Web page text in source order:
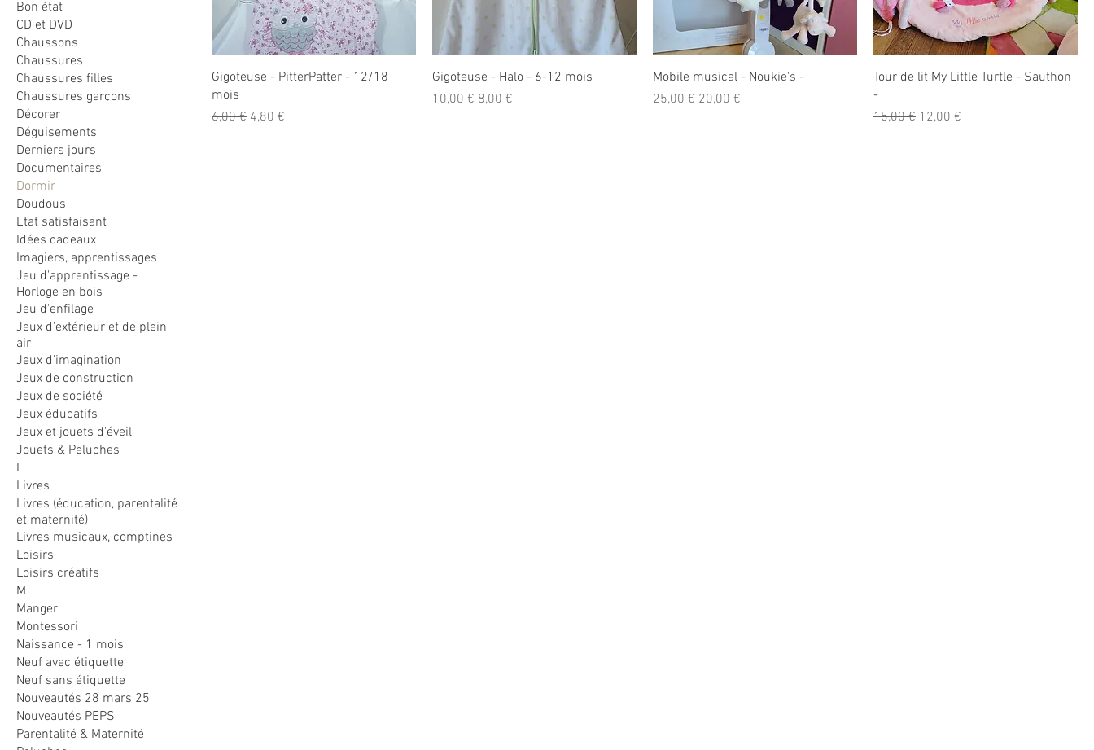
Bon état
CD et DVD
Chaussons
Chaussures
Chaussures filles
Chaussures garçons
Décorer
Déguisements
Derniers jours
Documentaires
Dormir
Doudous
Etat satisfaisant
Idées cadeaux
Imagiers, apprentissages
Jeu d'apprentissage -
Horloge en bois
Jeu d'enfilage
Jeux d'extérieur et de plein
air
Jeux d'imagination
Jeux de construction
Jeux de société
Jeux éducatifs
Jeux et jouets d'éveil
Jouets & Peluches
L
Livres
Livres (éducation, parentalité
et maternité)
Livres musicaux, comptines
Loisirs
Loisirs créatifs
M
Manger
Montessori
Naissance - 1 mois
Neuf avec étiquette
Neuf sans étiquette
Nouveautés 28 mars 25
Nouveautés PEPS
Parentalité & Maternité
Gigoteuse - PitterPatter - 12/18
mois
Prix original
6,00 € Prix promotionnel
4,80 €
Gigoteuse - Halo - 6-12 mois
Prix original
10,00 € Prix promotionnel
8,00 €
Mobile musical - Noukie's -
Prix original
25,00 € Prix promotionnel
20,00 €
Tour de lit My Little Turtle - Sauthon
-
Prix original
15,00 € Prix promotionnel
12,00 €